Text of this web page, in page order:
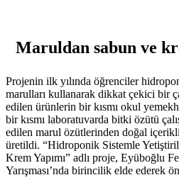
Maruldan sabun ve
Projenin ilk yılında öğrenciler
marulları kullanarak dikkat çekici bir
edilen ürünlerin bir kısmı okul
bir kısmı laboratuvarda bitki özütü
edilen marul özütlerinden doğal
üretildi. “Hidroponik Sistemle
Krem Yapımı” adlı proje, Eyüboğlu
Yarışması’nda birincilik elde ederek